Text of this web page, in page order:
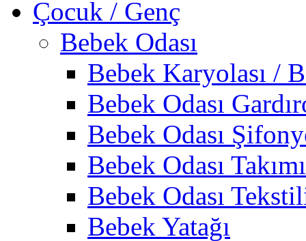
Çocuk / Genç
Bebek Odası
Bebek Karyolası /
Bebek Odası
Bebek Odası
Bebek Odası Takımı
Bebek Odası
Bebek Yatağı